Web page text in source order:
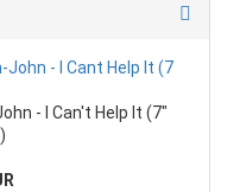
- I Can't Help It (7"